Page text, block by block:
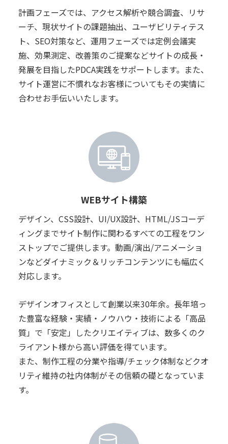
計画フェーズでは、アクセス解析や競合調査、リサ
ーチ、現状サイトの課題抽出、ユーザビリティテス
ト、SEO対策など、運用フェーズでは定例会議実
施、効果測定、改善策のご提案などサイトの成長・
発展を目指したPDCA実践をサポートします。また、
サイト運営に不慣れなお客様についてもその実情に
合わせお手伝いいたします。
WEBサイト構築
デザイン、CSS設計、UI/UX設計、HTML/JSコーデ
ィングまでサイト制作に関わるすべての工程をワン
ストップでご提供します。動画/演出/アニメーショ
ンなどダイナミック＆リッチコンテンツにも幅広く
対応します。
デザインオフィスとして創業以来30年余。長年培っ
た豊富な経験・実績・ノウハウ・技術による「高品
質」で「安定」したクリエイティブは、数多くのク
ライアント様から高い評価を得ています。
また、制作工程の分業や指導/チェック体制などクオ
リティ維持の社内体制がその信頼の礎となっていま
す。